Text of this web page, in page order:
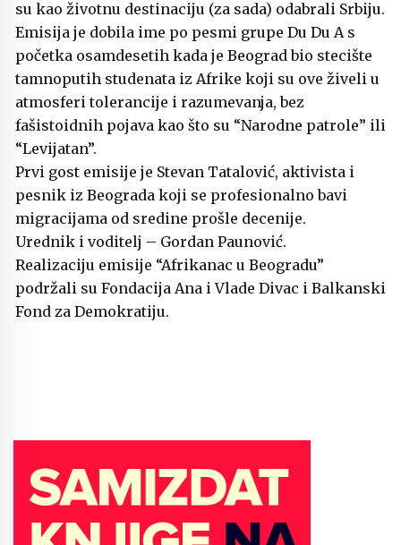
su kao životnu destinaciju (za sada) odabrali Srbiju.
Emisija je dobila ime po pesmi grupe Du Du A s
početka osamdesetih kada je Beograd bio stecište
tamnoputih studenata iz Afrike koji su ove živeli u
atmosferi tolerancije i razumevanja, bez
fašistoidnih pojava kao što su “Narodne patrole” ili
“Levijatan”.
Prvi gost emisije je Stevan Tatalović, aktivista i
pesnik iz Beograda koji se profesionalno bavi
migracijama od sredine prošle decenije.
Urednik i voditelj – Gordan Paunović.
Realizaciju emisije “Afrikanac u Beogradu”
podržali su Fondacija Ana i Vlade Divac i Balkanski
Fond za Demokratiju.